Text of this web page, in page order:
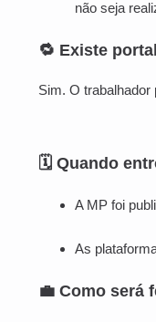
não seja
🔁 Existe
Sim. O
🗓 Quando
A MP foi
As
💼 Como será